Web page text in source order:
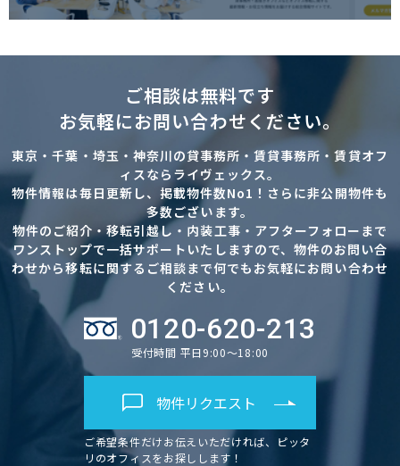
ご相談は無料です
お気軽にお問い合わせください。
東京・千葉・埼玉・神奈川の貸事務所・賃貸事務所・賃貸オフ
ィスならライヴェックス。
物件情報は毎日更新し、掲載物件数No1！さらに非公開物件も
多数ございます。
物件のご紹介・移転引越し・内装工事・アフターフォローまで
ワンストップで一括サポートいたしますので、物件のお問い合
わせから移転に関するご相談まで何でもお気軽にお問い合わせ
ください。
0120-620-213
受付時間 平日9:00～18:00
物件リクエスト
ご希望条件だけお伝えいただければ、ピッタ
リのオフィスをお探しします！